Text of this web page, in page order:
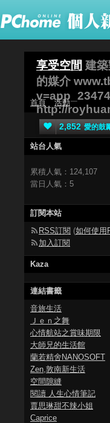
享受空間 建
的媒介
http://
2,852 愛的鼓
首頁 活動
站台人氣
累積人氣： 124,107
當日人氣： 5
訂閱本站
RSS訂閱 (如何使用
加入訂閱
Kaza
連結書籤
音旅生活
Ｊｅｎ之舞
心情航站之賞味期限
大師兄的生活館
蘭若精舍NANOSOFT
Zen,敦南新生活
空間隙縫
閱讀 人生心情筆記
賈思琳甜不辣小姐
Caprice